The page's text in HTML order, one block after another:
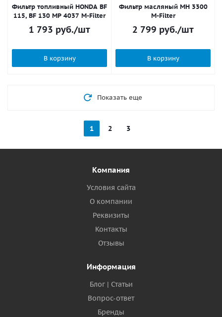
Фильтр топливный HONDA BF
115, BF 130 MP 4037 M-Filter
1 793 руб./шт
В корзину
Фильтр масляный MH 3300
M-Filter
2 799 руб./шт
В корзину
Показать еще
1 2 3
Компания
Условия сайта
О компании
Реквизиты
Контакты
Отзывы
Информация
Блог | Статьи
Вопрос-ответ
Бренды